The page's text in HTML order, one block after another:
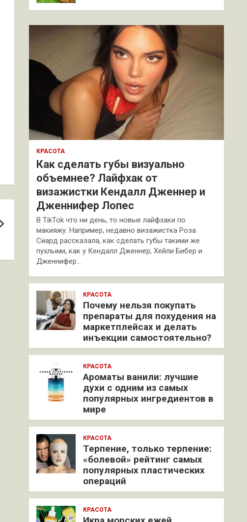
КРАСОТА
Как сделать губы визуально
объемнее? Лайфхак от
визажистки Кендалл Дженнер и
Дженнифер Лопес
В TikTok что ни день, то новые лайфхаки по
макияжу. Например, недавно визажистка Роза
Сиард рассказала, как сделать губы такими же
пухлыми, как у Кендалл Дженнер, Хейли Бибер и
Дженнифер…
КРАСОТА
Почему нельзя покупать
препараты для похудения на
маркетплейсах и делать
инъекции самостоятельно?
КРАСОТА
Ароматы ванили: лучшие
духи с одним из самых
популярных ингредиентов в
мире
КРАСОТА
Терпение, только терпение:
«болевой» рейтинг самых
популярных пластических
операций
КРАСОТА